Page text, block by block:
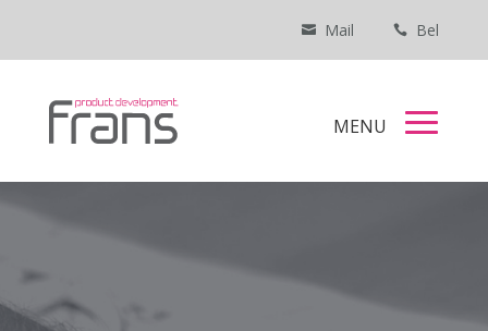
 Mail  Bel